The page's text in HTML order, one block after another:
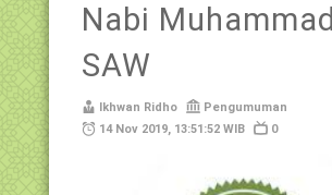
Nabi Muhammad
SAW
Ikhwan Ridho
Pengumuman
14 Nov 2019, 13:51:52 WIB
0